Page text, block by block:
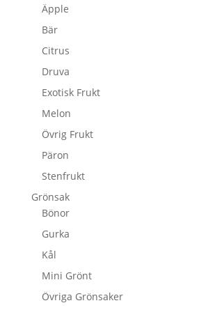
Äpple
Bär
Citrus
Druva
Exotisk Frukt
Melon
Övrig Frukt
Päron
Stenfrukt
Grönsak
Bönor
Gurka
Kål
Mini Grönt
Övriga Grönsaker